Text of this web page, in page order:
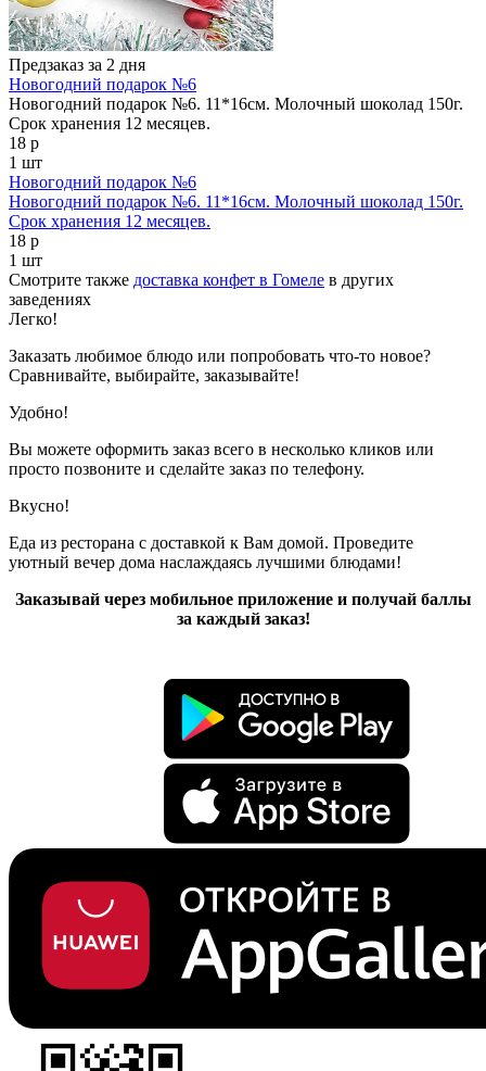
Предзаказ за 2 дня
Новогодний подарок №6
Новогодний подарок №6. 11*16см. Молочный шоколад 150г.
Срок хранения 12 месяцев.
18 р
1 шт
Новогодний подарок №6
Новогодний подарок №6. 11*16см. Молочный шоколад 150г.
Срок хранения 12 месяцев.
18 р
1 шт
Смотрите также доставка конфет в Гомеле в других
заведениях
Легко!
Заказать любимое блюдо или попробовать что-то новое?
Сравнивайте, выбирайте, заказывайте!
Удобно!
Вы можете оформить заказ всего в несколько кликов или
просто позвоните и сделайте заказ по телефону.
Вкусно!
Еда из ресторана с доставкой к Вам домой. Проведите
уютный вечер дома наслаждаясь лучшими блюдами!
Заказывай через мобильное приложение и получай баллы
за каждый заказ!